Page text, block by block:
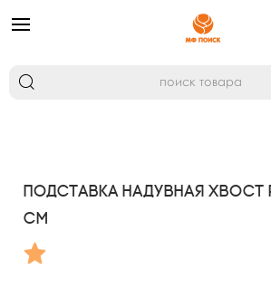
Подставка надувная Хвост
см